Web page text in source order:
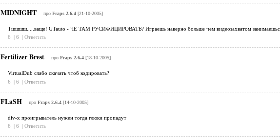
MIDNIGHT про Fraps 2.6.4[21-10-2005]
Тшшшш.....ваще! GTauto - ЧЕ ТАМ РУСИФИЦИРОВАТЬ? Играешь наверно больше чем видеозахватом
6
| 6 | Ответить
Fertilizer Brest про Fraps 2.6.4[18-10-2005]
VirtualDub слабо скачать чтоб кодировать?
6
| 6 | Ответить
FLaSH про Fraps 2.6.4[14-10-2005]
div-x проигрыватель нужен тогда глюки пропадут
6
| 6 | Ответить